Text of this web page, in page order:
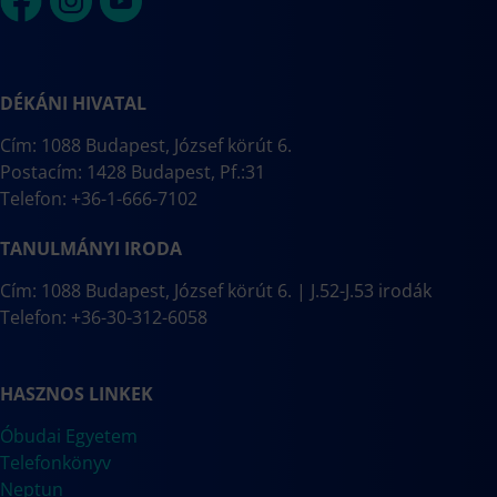
DÉKÁNI HIVATAL
Cím: 1088 Budapest, József körút 6.
Postacím: 1428 Budapest, Pf.:31
Telefon: +36-1-666-7102
TANULMÁNYI IRODA
Cím: 1088 Budapest, József körút 6. | J.52-J.53 irodák
Telefon: +36-30-312-6058
HASZNOS LINKEK
Óbudai Egyetem
Telefonkönyv
Neptun